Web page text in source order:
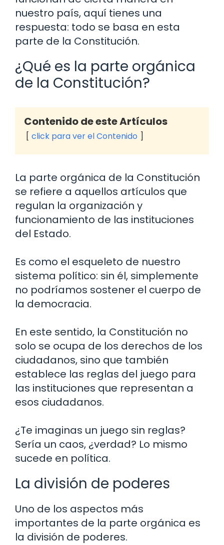
nuestro país, aquí tienes una
respuesta: todo se basa en esta
parte de la Constitución.
¿Qué es la parte orgánica
de la Constitución?
Contenido de este Artículos
click para ver el Contenido
La parte orgánica de la Constitución
se refiere a aquellos artículos que
regulan la organización y
funcionamiento de las instituciones
del Estado.
Es como el esqueleto de nuestro
sistema político: sin él, simplemente
no podríamos sostener el cuerpo de
la democracia.
En este sentido, la Constitución no
solo se ocupa de los derechos de los
ciudadanos, sino que también
establece las reglas del juego para
las instituciones que representan a
esos ciudadanos.
¿Te imaginas un juego sin reglas?
Sería un caos, ¿verdad? Lo mismo
sucede en política.
La división de poderes
Uno de los aspectos más
importantes de la parte orgánica es
la división de poderes.